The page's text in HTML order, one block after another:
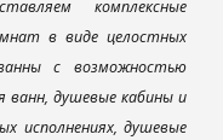
комплексные
в виде целостных
с возможностью
ванн, душевые кабины и
исполнениях, душевые